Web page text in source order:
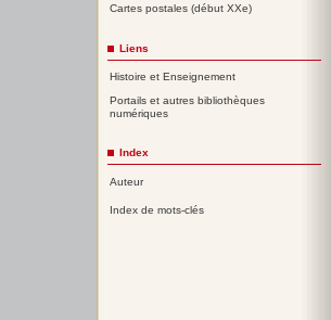
Cartes postales (début XXe)
Liens
Histoire et Enseignement
Portails et autres bibliothèques
numériques
Index
Auteur
Index de mots-clés